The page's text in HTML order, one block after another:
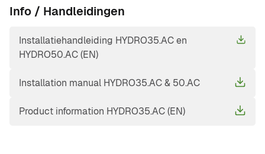
Info / Handleidingen
Installatiehandleiding HYDRO35.AC en
HYDRO50.AC (EN)
Installation manual HYDRO35.AC & 50.AC
Product information HYDRO35.AC (EN)